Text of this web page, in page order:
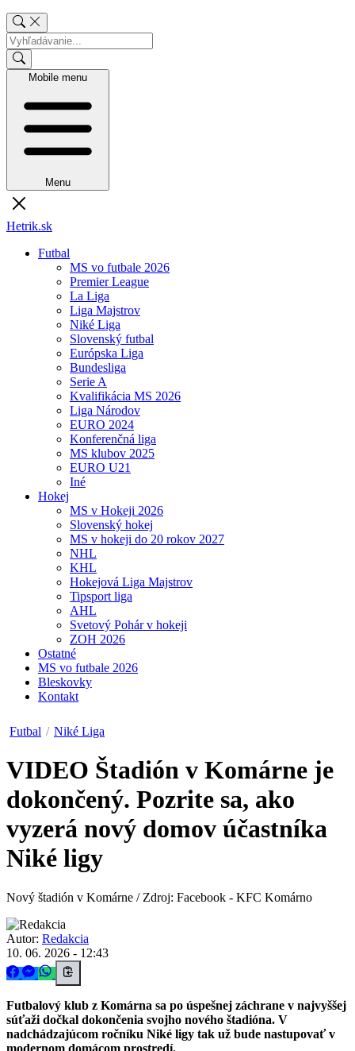
Mobile menu
Menu
Hetrik.sk
Futbal
MS vo futbale 2026
Premier League
La Liga
Liga Majstrov
Niké Liga
Slovenský futbal
Európska Liga
Bundesliga
Serie A
Kvalifikácia MS 2026
Liga Národov
EURO 2024
Konferenčná liga
MS klubov 2025
EURO U21
Iné
Hokej
MS v Hokeji 2026
Slovenský hokej
MS v hokeji do 20 rokov 2027
NHL
KHL
Hokejová Liga Majstrov
Tipsport liga
AHL
Svetový Pohár v hokeji
ZOH 2026
Ostatné
MS vo futbale 2026
Bleskovky
Kontakt
Futbal / Niké Liga
VIDEO Štadión v Komárne je
dokončený. Pozrite sa, ako
vyzerá nový domov účastníka
Niké ligy
Nový štadión v Komárne / Zdroj: Facebook - KFC Komárno
Autor: Redakcia
10. 06. 2026 - 12:43
Futbalový klub z Komárna sa po úspešnej záchrane v najvyššej
súťaži dočkal dokončenia svojho nového štadióna. V
nadchádzajúcom ročníku Niké ligy tak už bude nastupovať v
modernom domácom prostredí.